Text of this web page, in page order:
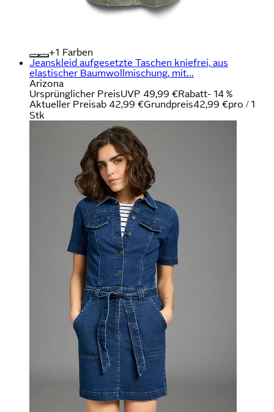
+
Farben
Jeanskleid aufgesetzte Taschen kniefrei, aus
elastischer Baumwollmischung, mit...
Arizona
Ursprünglicher PreisUVP 49,99 €Rabatt- 14 %
Aktueller Preisab 42,99 €Grundpreis42,99 €pro / 1
Stk